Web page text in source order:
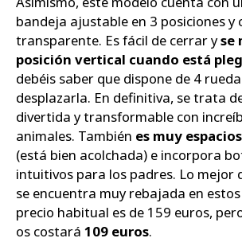
bandeja ajustable en 3 posiciones y
transparente. Es fácil de cerrar yse
posición vertical cuando está
debéis saber que dispone de 4
desplazarla. En definitiva, se trata
divertida y transformable con
animales. También es muy
(está bien acolchada) e incorpora
intuitivos para los padres. Lo mejor
se encuentra muy rebajada en
precio habitual es de 159 euros,
os costará 109 euros.